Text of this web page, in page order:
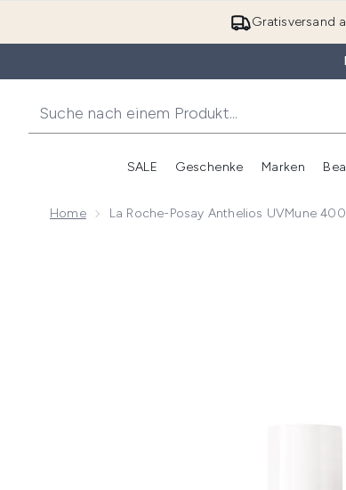
Gratisversand
SALE
Untermenü Anmelden
Geschenke Marken
Home La Roche-Posay Anthelios UVMune